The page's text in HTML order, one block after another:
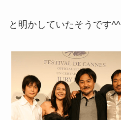
と明かしていたそうです^^